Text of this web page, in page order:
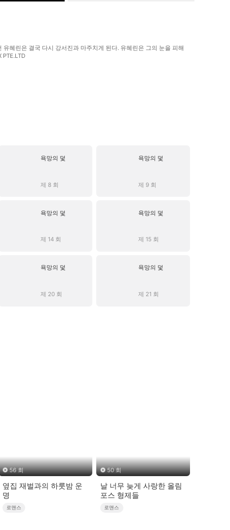
혜린은 결국 다시 강서진과 마주치게 된다. 유혜린은 그의 눈을 피해
욕망의 덫
제 8 회
욕망의 덫
제 9 회
욕망의 덫
제 14 회
욕망의 덫
제 15 회
욕망의 덫
제 20 회
욕망의 덫
제 21 회
56 회
옆집 재벌과의 하룻밤 운
명
로맨스
50 회
날 너무 늦게 사랑한 올림
포스 형제들
로맨스